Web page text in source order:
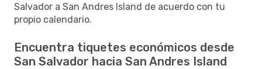
Salvador a San Andres Island de acuerdo con tu
propio calendario.
Encuentra tiquetes económicos desde
San Salvador hacia San Andres Island